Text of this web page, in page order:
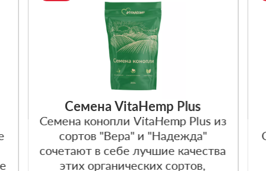
Cемена VitaHemp Plus
Семена конопли VitaHemp Plus из
сортов "Вера" и "Надежда"
сочетают в себе лучшие качества
этих органических сортов,